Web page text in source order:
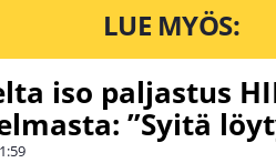
LUE MYÖS:
iso paljastus
”Syitä